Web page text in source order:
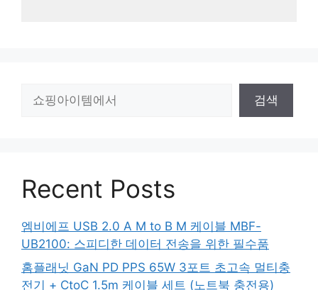
검색
Recent Posts
엠비에프 USB 2.0 A M to B M 케이블 MBF-
UB2100: 스피디한 데이터 전송을 위한 필수품
홈플래닛 GaN PD PPS 65W 3포트 초고속 멀티충
전기 + CtoC 1.5m 케이블 세트 (노트북 충전용)